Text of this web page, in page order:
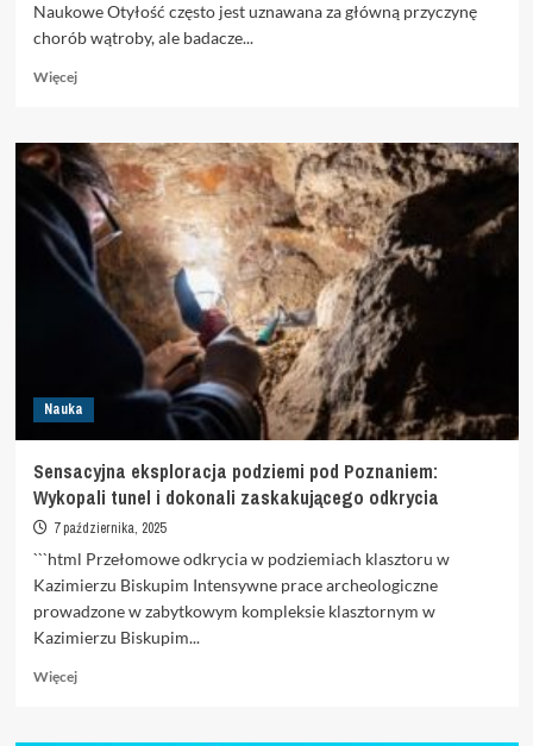
Naukowe Otyłość często jest uznawana za główną przyczynę
chorób wątroby, ale badacze...
WięcejDowiedz
o
Dodaj
warzywa
do
swojego
jadłospisu
–
mogą
wspomóc
regenerację
Nauka
Sensacyjna eksploracja podziemi pod Poznaniem:
Wykopali tunel i dokonali zaskakującego odkrycia
7 października, 2025
```html Przełomowe odkrycia w podziemiach klasztoru w
Kazimierzu Biskupim Intensywne prace archeologiczne
prowadzone w zabytkowym kompleksie klasztornym w
Kazimierzu Biskupim...
WięcejDowiedz
o